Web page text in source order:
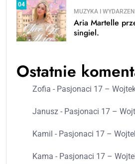
04
MUZYKA I
Aria Martelle
singiel.
Ostatnie
Zofia - Pasjonaci 17 –
Janusz - Pasjonaci 17 –
Kamil - Pasjonaci 17 –
Kama - Pasjonaci 17 –